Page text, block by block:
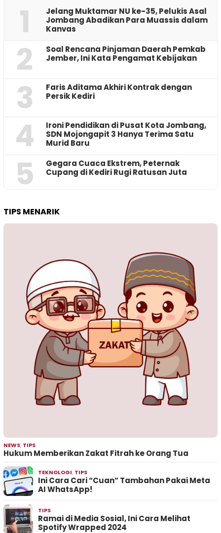
1
Jelang Muktamar NU ke-35, Pelukis Asal
Jombang Abadikan Para Muassis dalam
Kanvas
2
‎Soal Rencana Pinjaman Daerah Pemkab
Jember, Ini Kata Pengamat Kebijakan ‎
3
Faris Aditama Akhiri Kontrak dengan
Persik Kediri
4
Ironi Pendidikan di Pusat Kota Jombang,
SDN Mojongapit 3 Hanya Terima Satu
Murid Baru
5
‎Gegara Cuaca Ekstrem, Peternak
Cupang di Kediri Rugi Ratusan Juta
TIPS MENARIK
NEWS, TIPS
Hukum Memberikan Zakat Fitrah ke Orang Tua
TEKNOLOGI, TIPS
Ini Cara Cari “Cuan” Tambahan Pakai Meta
AI WhatsApp!
TIPS
Ramai di Media Sosial, Ini Cara Melihat
Spotify Wrapped 2024